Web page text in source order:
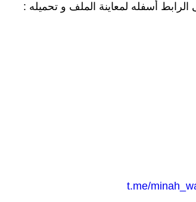
أسفله لمعاينة الملف و تحميله :
t.me/